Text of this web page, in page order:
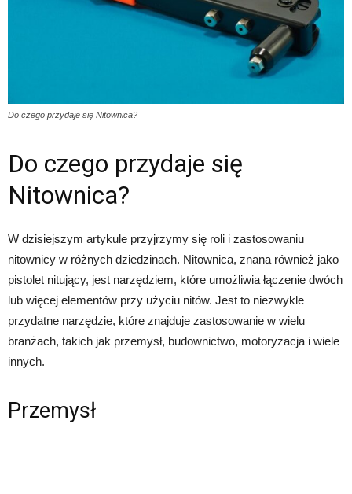
Do czego przydaje się Nitownica?
Do czego przydaje się
Nitownica?
W dzisiejszym artykule przyjrzymy się roli i zastosowaniu
nitownicy w różnych dziedzinach. Nitownica, znana również jako
pistolet nitujący, jest narzędziem, które umożliwia łączenie dwóch
lub więcej elementów przy użyciu nitów. Jest to niezwykle
przydatne narzędzie, które znajduje zastosowanie w wielu
branżach, takich jak przemysł, budownictwo, motoryzacja i wiele
innych.
Przemysł